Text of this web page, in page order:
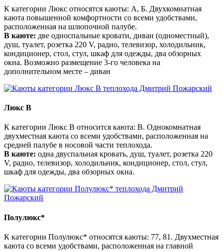
К категории Люкс относятся каюты: А, Б. Двухкомнатная
каюта повышенной комфортности со всеми удобствами,
расположенная на шлюпочной палубе.
В каюте: две односпальные кровати, диван (одноместный),
душ, туалет, розетка 220 V, радио, телевизор, холодильник,
кондиционер, стол, стул, шкаф для одежды, два обзорных
окна. Возможно размещение 3-го человека на
дополнительном месте – диван
Люкс В
К категории Люкс В относится каюта: В. Однокомнатная
двухместная каюта со всеми удобствами, расположенная на
средней палубе в носовой части теплохода.
В каюте: одна двуспальная кровать, душ, туалет, розетка 220
V, радио, телевизор, холодильник, кондиционер, стол, стул,
шкаф для одежды, два обзорных окна.
Полулюкс*
К категории Полулюкс* относятся каюты: 77, 81. Двухместная
каюта со всеми удобствами, расположенная на главной